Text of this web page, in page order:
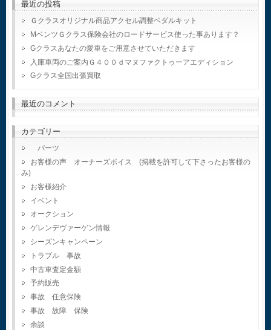
最近の投稿
Ｇクラスオリジナル商品アクセル調整ペダルキット
MベンツＧクラス保険会社のロードサービス使った事あります？
Gクラスあなたの愛車をご用意させていただきます
入庫車両のご案内Ｇ４００ｄマヌファクトゥーアエディション
Gクラス全国出張買取
最近のコメント
カテゴリー
パーツ
お客様の声 オーナーズボイス (掲載を許可して下さったお客様の
み)
お客様紹介
イベント
オークション
ゲレンデヴァーゲン情報
シーズンキャンペーン
トラブル 事故
中古車査定金額
予約販売
事故 任意保険
事故 故障 保険
余談